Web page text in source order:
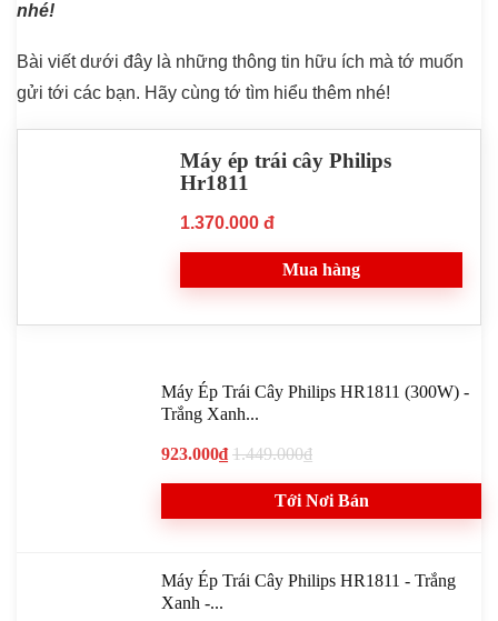
nhé!
Bài viết dưới đây là những thông tin hữu ích mà tớ muốn
gửi tới các bạn. Hãy cùng tớ tìm hiểu thêm nhé!
Máy ép trái cây Philips
Hr1811
1.370.000 đ
Mua hàng
Máy Ép Trái Cây Philips HR1811 (300W) -
Trắng Xanh...
923.000₫1.449.000₫
Tới Nơi Bán
Máy Ép Trái Cây Philips HR1811 - Trắng
Xanh -...